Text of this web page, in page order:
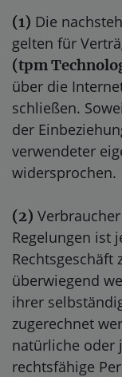
(1) Die
gelten für
(tpm
über die
schließen.
der
verwendeter
widersprochen.
(2)
Regelungen ist
Rechtsgeschäft
überwiegend
ihrer
zugerechnet
natürliche oder
rechtsfähige